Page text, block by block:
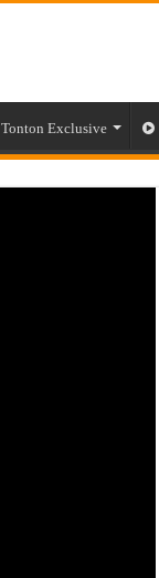
Tonton Exclusive